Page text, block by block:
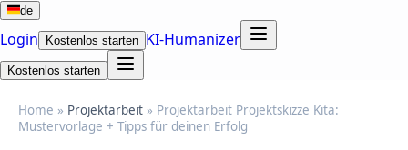
de
Login Kostenlos starten KI-Humanizer
Kostenlos starten
Home » Projektarbeit » Projektarbeit Projektskizze Kita:
Mustervorlage + Tipps für deinen Erfolg